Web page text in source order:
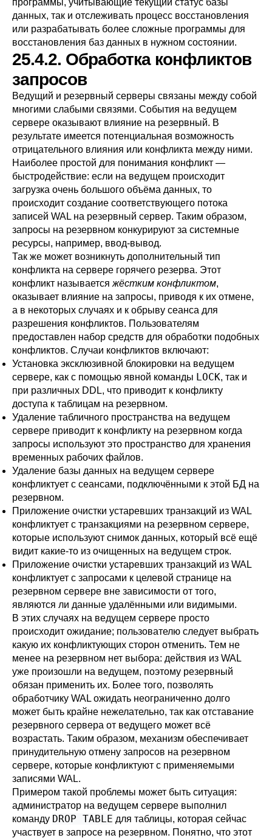
программы, учитывающие текущий статус базы
данных, так и отслеживать процесс восстановления
или разрабатывать более сложные программы для
восстановления баз данных в нужном состоянии.
25.4.2. Обработка конфликтов
запросов
Ведущий и резервный серверы связаны между собой
многими слабыми связями. События на ведущем
сервере оказывают влияние на резервный. В
результате имеется потенциальная возможность
отрицательного влияния или конфликта между ними.
Наиболее простой для понимания конфликт —
быстродействие: если на ведущем происходит
загрузка очень большого объёма данных, то
происходит создание соответствующего потока
записей WAL на резервный сервер. Таким образом,
запросы на резервном конкурируют за системные
ресурсы, например, ввод-вывод.
Так же может возникнуть дополнительный тип
конфликта на сервере горячего резерва. Этот
конфликт называется жёстким конфликтом,
оказывает влияние на запросы, приводя к их отмене,
а в некоторых случаях и к обрыву сеанса для
разрешения конфликтов. Пользователям
предоставлен набор средств для обработки подобных
конфликтов. Случаи конфликтов включают:
Установка эксклюзивной блокировки на ведущем
сервере, как с помощью явной команды LOCK, так и
при различных DDL, что приводит к конфликту
доступа к таблицам на резервном.
Удаление табличного пространства на ведущем
сервере приводит к конфликту на резервном когда
запросы используют это пространство для хранения
временных рабочих файлов.
Удаление базы данных на ведущем сервере
конфликтует с сеансами, подключёнными к этой БД на
резервном.
Приложение очистки устаревших транзакций из WAL
конфликтует с транзакциями на резервном сервере,
которые используют снимок данных, который всё ещё
видит какие-то из очищенных на ведущем строк.
Приложение очистки устаревших транзакций из WAL
конфликтует с запросами к целевой странице на
резервном сервере вне зависимости от того,
являются ли данные удалёнными или видимыми.
В этих случаях на ведущем сервере просто
происходит ожидание; пользователю следует выбрать
какую их конфликтующих сторон отменить. Тем не
менее на резервном нет выбора: действия из WAL
уже произошли на ведущем, поэтому резервный
обязан применить их. Более того, позволять
обработчику WAL ожидать неограниченно долго
может быть крайне нежелательно, так как отставание
резервного сервера от ведущего может всё
возрастать. Таким образом, механизм обеспечивает
принудительную отмену запросов на резервном
сервере, которые конфликтуют с применяемыми
записями WAL.
Примером такой проблемы может быть ситуация:
администратор на ведущем сервере выполнил
команду DROP TABLE для таблицы, которая сейчас
участвует в запросе на резервном. Понятно, что этот